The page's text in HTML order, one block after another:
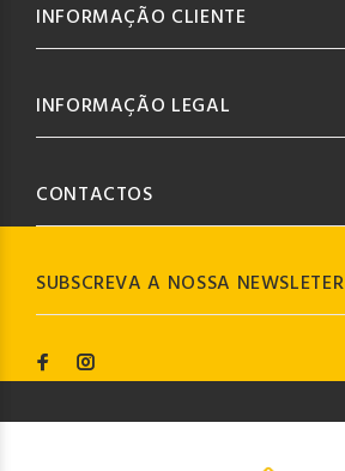
SUBSCREVA A NOSSA NEWSLETER
INFORMAÇÃO CLIENTE
INFORMAÇÃO LEGAL
CONTACTOS